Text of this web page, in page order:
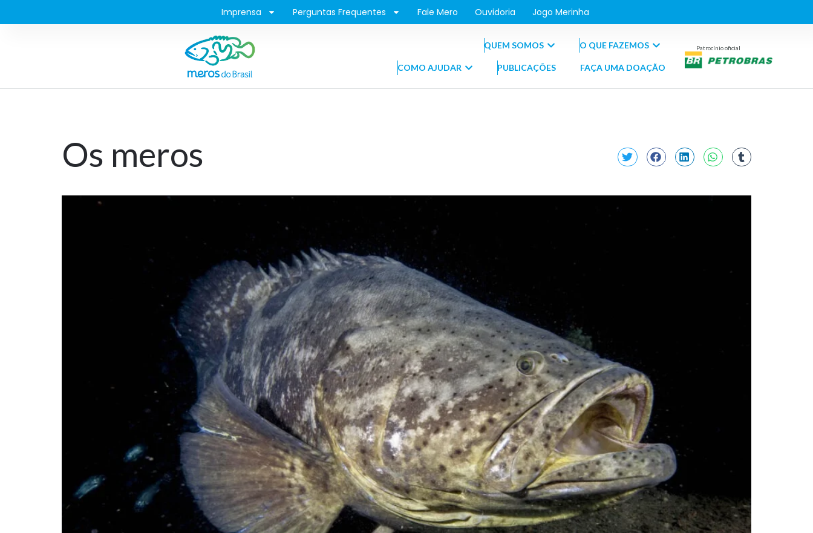
Imprensa Perguntas Frequentes Fale Mero Ouvidoria Jogo Merinha
QUEM SOMOS O QUE FAZEMOS
COMO AJUDAR PUBLICAÇÕES FAÇA UMA DOAÇÃO
Patrocínio oficial
Os meros